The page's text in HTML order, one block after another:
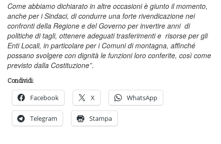
Come abbiamo dichiarato in altre occasioni è giunto il momento,
anche per i Sindaci, di condurre una forte rivendicazione nei
confronti della Regione e del Governo per invertire anni di
politiche di tagli, ottenere adeguati trasferimenti e risorse per gli
Enti Locali, in particolare per i Comuni di montagna, affinché
possano svolgere con dignità le funzioni loro conferite, così come
previsto dalla Costituzione”.
Condividi:
Facebook X WhatsApp
Telegram Stampa